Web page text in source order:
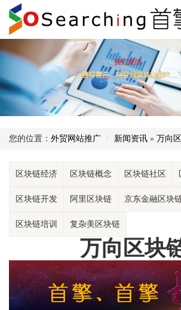
您的位置： 外贸网站推广 新闻资讯 » 万向
区块链经济 区块链概念 区块链社区
区块链开发 阿里区块链 京东金融区块
区块链培训 复杂美区块链
万向区块